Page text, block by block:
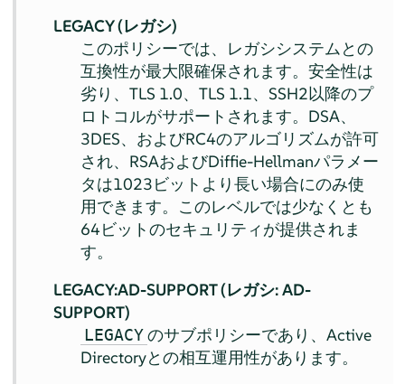
LEGACY (レガシ)
このポリシーでは、レガシシステムとの
互換性が最大限確保されます。安全性は
劣り、TLS 1.0、TLS 1.1、SSH2以降のプ
ロトコルがサポートされます。DSA、
3DES、およびRC4のアルゴリズムが許可
され、RSAおよびDiffie-Hellmanパラメー
タは1023ビットより長い場合にのみ使
用できます。このレベルでは少なくとも
64ビットのセキュリティが提供されま
す。
LEGACY:AD-SUPPORT (レガシ: AD-
SUPPORT)
LEGACYのサブポリシーであり、Active
Directoryとの相互運用性があります。